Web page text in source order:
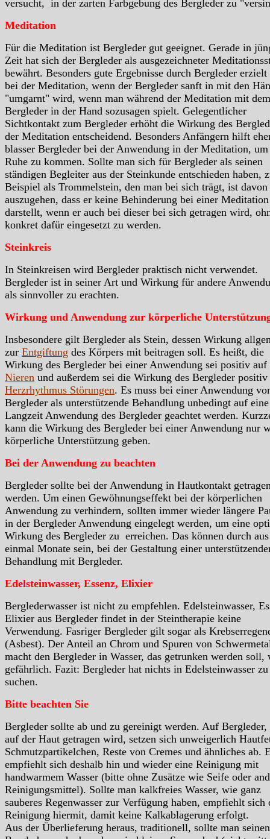
versucht, in der zarten Farbgebung des Bergleder zu
Meditation
Für die Meditation ist Bergleder gut geeignet. Gerade in
Zeit hat sich der Bergleder als ausgezeichneter
bewährt. Besonders gute Ergebnisse durch Bergleder erzielt
bei der Meditation, wenn der Bergleder sanft in mit den
"umgarnt" wird, wenn man während der Meditation mit dem
Bergleder in der Hand sozusagen spielt. Gelegentlicher
Sichtkontakt zum Bergleder erhöht die Wirkung des
der Meditation entscheidend. Besonders Anfängern hilft
blasser Bergleder bei der Anwendung in der Meditation,
Ruhe zu kommen. Sollte man sich für Bergleder als seinen
ständigen Begleiter aus der Steinkunde entschieden haben,
Beispiel als Trommelstein, den man bei sich trägt, ist davon
auszugehen, dass er keine Behinderung bei einer Meditation
darstellt, wenn er auch bei dieser bei sich getragen wird,
konkret dafür eingesetzt zu werden.
Steinkreis
In Steinkreisen wird Bergleder praktisch nicht verwendet.
Bergleder ist in seiner Art und Wirkung für andere
als sinnvoller zu erachten.
Wirkung und Anwendung zur körperliche
Insbesondere gilt Bergleder als Stein, dessen Wirkung
zur Entgiftung des Körpers mit beitragen soll. Es heißt, die
Wirkung des Bergleder bei einer Anwendung sei positiv auf
Nieren und außerdem sei die Wirkung des Bergleder
Herzrhythmus Störungen. Es muss bei einer Anwendung
Bergleder als unterstützende Behandlung unbedingt auf eine
Langzeit Anwendung des Bergleder geachtet werden.
kann die Wirkung des Bergleder bei einer Anwendung nur
körperliche Unterstützung geben.
Bei der Anwendung zu beachten
Bergleder sollte bei der Anwendung in Hautkontakt
werden. Um einen Gewöhnungseffekt bei der körperlichen
Anwendung zu verhindern, sollten immer wieder längere
in der Bergleder Anwendung eingelegt werden, um eine
Wirkung des Bergleder zu erreichen. Das können durch
einmal Monate sein, bei der Gestaltung einer
Behandlung mit Bergleder.
Edelsteinwasser, Essenz, Elixier
Berglederwasser ist nicht zu empfehlen. Edelsteinwasser,
Elixier aus Bergleder findet in der Steintherapie keine
Verwendung. Fasriger Bergleder gilt sogar als
(Asbest). Der Anteil an Chrom und Spuren von
macht den Bergleder in Wasser, das getrunken werden soll,
gefährlich. Fazit: Bergleder hat nichts in Edelsteinwasser zu
suchen.
Bitte beachten Sie
Bergleder sollte ab und zu gereinigt werden. Auf Bergleder,
auf der Haut getragen wird, setzen sich unweigerlich
Schmutzpartikelchen, Reste von Cremes und ähnliches ab.
empfiehlt sich deshalb hin und wieder eine Reinigung mit
handwarmem Wasser (bitte ohne Zusätze wie Seife oder
Reinigungsmittel). Sollte man kalkfreies Wasser, wie ganz
sauberes Regenwasser zur Verfügung haben, empfiehlt sich
Reinigung hiermit, damit keine Kalkablagerung erfolgt.
Aus der Überlieferung heraus, traditionell, sollte man seinen